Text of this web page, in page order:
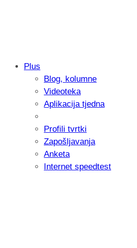
Samsung otkrio
donijelo tanje i
Plus
Blog, kolumne
Videoteka
Aplikacija tjedna
Profili tvrtki
Zapošljavanja
Anketa
Internet speedtest